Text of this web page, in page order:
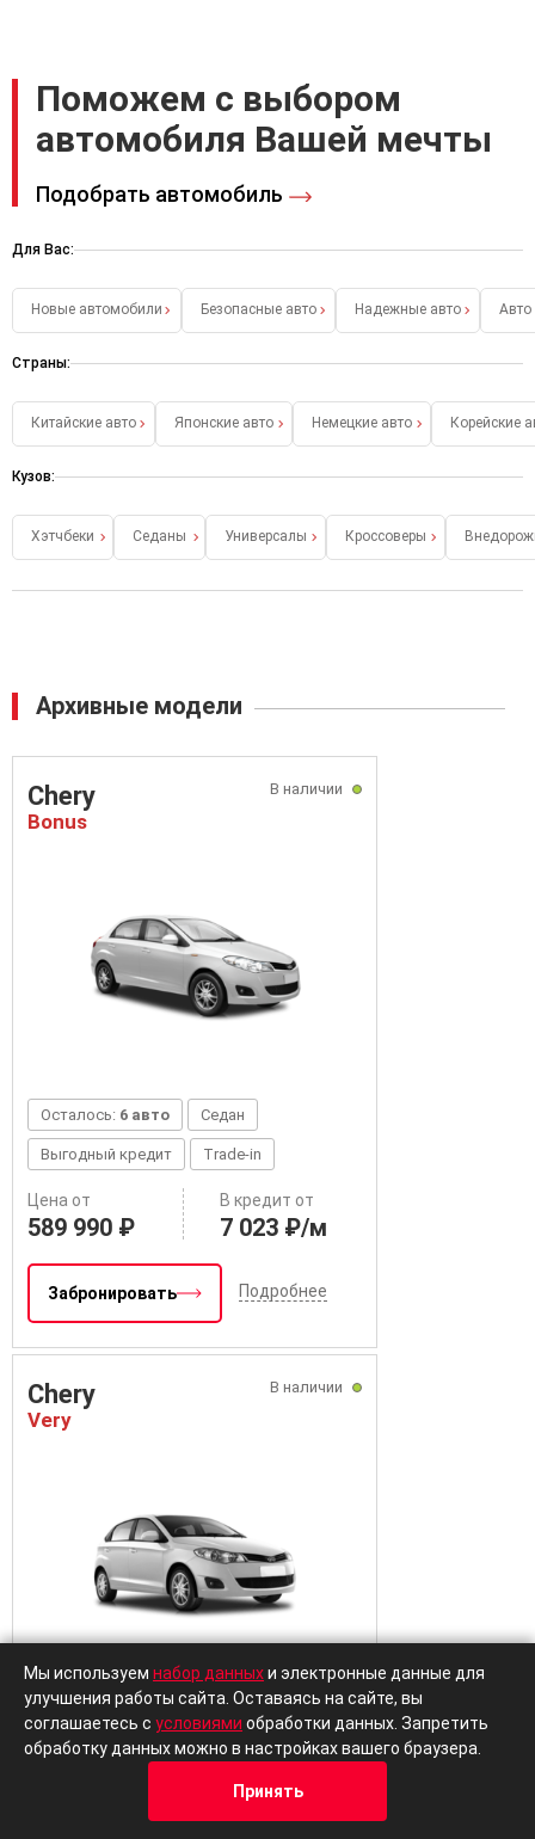
Поможем с выбором
автомобиля Вашей мечты
Подобрать автомобиль
Для Вас:
Новые автомобили Безопасные авто Надежные авто
Страны:
Китайские авто Японские авто Немецкие авто Корейские
Кузов:
Хэтчбеки Седаны Универсалы Кроссоверы
Архивные модели
В наличии
Chery
Bonus
Осталось: 6 авто Седан
Выгодный кредит Trade-in
Цена от
589 990 ₽
В кредит от
7 023 ₽/м
Забронировать Подробнее
В наличии
Chery
Very
Осталось:
Выгодный кредит Trade-in
В кредит от
7 142 ₽/м
Мы используем набор данныхи электронные данные для
улучшения работы сайта. Оставаясь на сайте, вы
соглашаетесь с условиями обработки данных. Запретить
обработку данных можно в настройках вашего браузера.
Принять
Отзывы Позвонить Адрес